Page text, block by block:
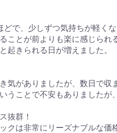
どで、少しずつ気持ちが軽く
ことが前よりも楽に感じら
起きられる日が増えました。
気がありましたが、数日で
うことで不安もありましたが
抜群！
クは非常にリーズナブルな